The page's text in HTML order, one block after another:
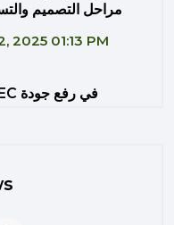
مراحل التصميم
2025 01:13 PM